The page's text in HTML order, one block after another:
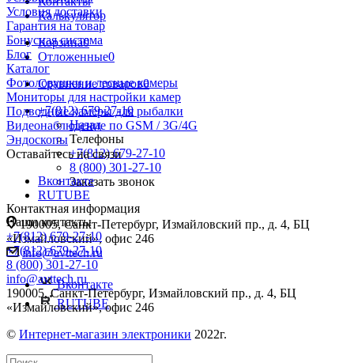
Калькулятор
Корзина0
Отложенные0
Сравнение товаров0
+7(812) 679-27-10
Назад
Телефоны
+7(812) 679-27-10
8 (800) 301-27-10
Заказать звонок
Контактная информация
190005, Санкт-Петербург, Измайловский пр., д. 4, БЦ
«Измайловский», офис 246
info@avttech.ru
Вконтакте
RUTUBE
Условия доставки
Гарантия на товар
Бонусная система
Блог
Каталог
Фотоловушки и лесные камеры
Мониторы для настройки камер
Подводные камеры для рыбалки
Видеонаблюдение по GSM / 3G/4G
Эндоскопы
Оставайтесь на связи
Вконтакте
RUTUBE
Наши контакты
+7(812) 679-27-10
+7(812) 679-27-10
8 (800) 301-27-10
info@avttech.ru
190005, Санкт-Петербург, Измайловский пр., д. 4, БЦ
«Измайловский», офис 246
© Интернет-магазин электроники 2022г.